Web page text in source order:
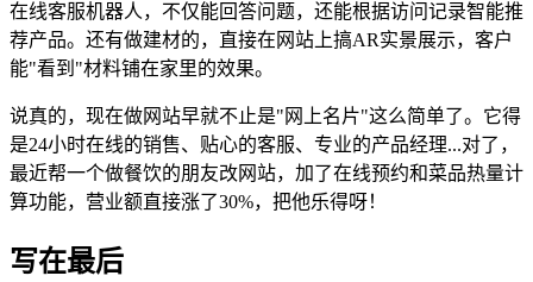
在线客服机器人，不仅能回答问题，还能根据访问记录智能推
荐产品。还有做建材的，直接在网站上搞AR实景展示，客户
能"看到"材料铺在家里的效果。
说真的，现在做网站早就不止是"网上名片"这么简单了。它得
是24小时在线的销售、贴心的客服、专业的产品经理...对了，
最近帮一个做餐饮的朋友改网站，加了在线预约和菜品热量计
算功能，营业额直接涨了30%，把他乐得呀！
写在最后